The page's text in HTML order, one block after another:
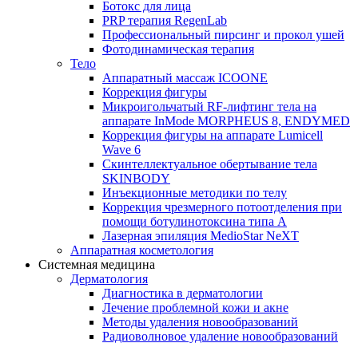
Ботокс для лица
PRP терапия RegenLab
Профессиональный пирсинг и прокол ушей
Фотодинамическая терапия
Тело
Аппаратный массаж ICOONE
Коррекция фигуры
Микроигольчатый RF-лифтинг тела на
аппарате InMode MORPHEUS 8, ENDYMED
Коррекция фигуры на аппарате Lumicell
Wave 6
Скинтеллектуальное обертывание тела
SKINBODY
Инъекционные методики по телу
Коррекция чрезмерного потоотделения при
помощи ботулинотоксина типа А
Лазерная эпиляция MedioStar NeXT
Аппаратная косметология
Системная медицина
Дерматология
Диагностика в дерматологии
Лечение проблемной кожи и акне
Методы удаления новообразований
Радиоволновое удаление новообразований